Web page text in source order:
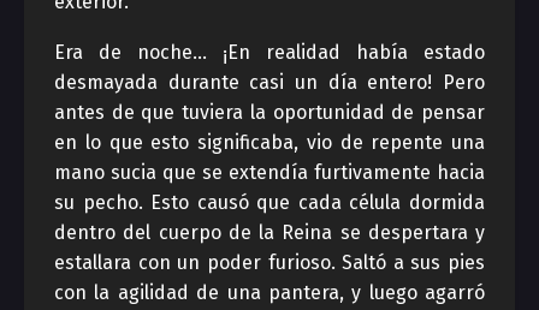
Era de noche… ¡En realidad había estado
desmayada durante casi un día entero! Pero
antes de que tuviera la oportunidad de pensar
en lo que esto significaba, vio de repente una
mano sucia que se extendía furtivamente hacia
su pecho. Esto causó que cada célula dormida
dentro del cuerpo de la Reina se despertara y
estallara con un poder furioso. Saltó a sus pies
con la agilidad de una pantera, y luego agarró